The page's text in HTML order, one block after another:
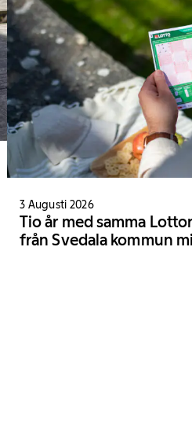
3 Augusti 2026
Tio år med samma
från Svedala kommun